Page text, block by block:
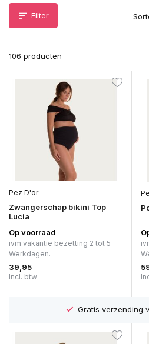
Filter
106 producten
Pez D'or
Zwangerschap bikini Top
Lucia
Op voorraad
ivm vakantie bezetting 2 tot 5
Werkdagen.
39,95
Incl. btw
Gratis verzending